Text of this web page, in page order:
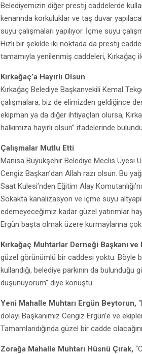
Belediyemizin diğer prestij caddelerde
kenarında korkuluklar ve taş duvar
suyu çalışmaları yapılıyor. İçme suyu
Hızlı bir şekilde iki noktada da prestij
tamamıyla yenilenmiş caddeleri, Kırkağaç
Kırkağaç’a Hayırlı Olsun
Kırkağaç Belediye Başkanvekili Kemal
çalışmalara, biz de elimizden geldiğince
ekipman ya da diğer ihtiyaçları olursa,
halkımıza hayırlı olsun” ifadelerinde
Çalışmalar Mutlu Etti
Manisa Büyükşehir Belediye Meclis Üyesi
Cengiz Başkan’dan Allah razı olsun. Bu
Saat Kulesi’nden Eğitim Alay
Sokakta kanalizasyon ve içme suyu
edemeyeceğimiz kadar güzel yatırımlar
Ergün başta olmak üzere kurmaylarına
Kırkağaç Muhtarlar Derneği Başkanı
güzel görünümlü bir caddesi yoktu. Böyle
kullandığı, belediye parkının da bulunduğu
düşünüyorum” diye konuştu.
Yeni Mahalle Muhtarı Ergün Beytorun,
dolayı Başkanımız Cengiz Ergün’e ve
Tamamlandığında güzel bir cadde
Zorağa Mahalle Muhtarı Hüsnü Çırak,